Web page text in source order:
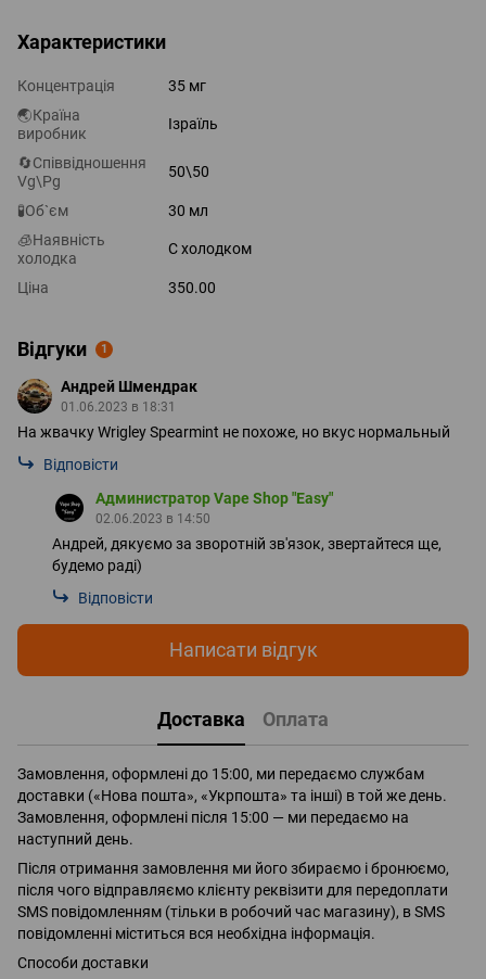
Характеристики
Концентрація
35 мг
🌏Країна
виробник
Ізраїль
🔄Співвідношення
Vg\Pg
50\50
🧪Об`єм
30 мл
🧊Наявність
холодка
С холодком
Ціна 350.00
Відгуки 1
Андрей Шмендрак
01.06.2023 в 18:31
На жвачку Wrigley Spearmint не похоже, но вкус нормальный
Відповісти
Администратор Vape Shop "Easy"
02.06.2023 в 14:50
Андрей, дякуємо за зворотній зв'язок, звертайтеся ще,
будемо раді)
Відповісти
Написати відгук
Доставка Оплата
Замовлення, оформлені до 15:00, ми передаємо службам
доставки («Нова пошта», «Укрпошта» та інші) в той же день.
Замовлення, оформлені після 15:00 — ми передаємо на
наступний день.
Після отримання замовлення ми його збираємо і бронюємо,
після чого відправляємо клієнту реквізити для передоплати
SMS повідомленням (тільки в робочий час магазину), в SMS
повідомленні міститься вся необхідна інформація.
Способи доставки